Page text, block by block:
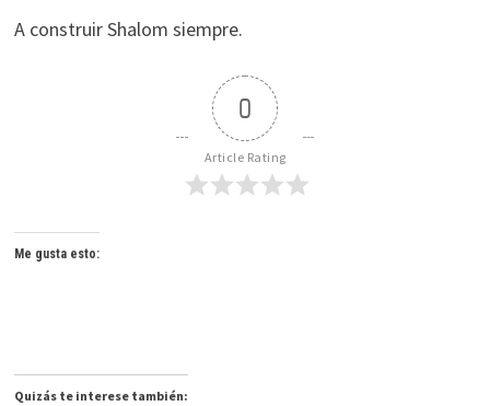
A construir Shalom siempre.
0
Article Rating
Me gusta esto:
Quizás te interese también: